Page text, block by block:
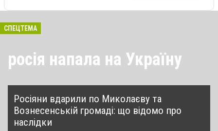
СПЕЦТЕМА
росія напала на Україну
Росіяни вдарили по Миколаєву та
Вознесенській громаді: що відомо про
наслідки